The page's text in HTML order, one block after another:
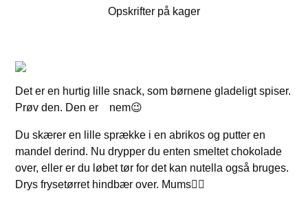
Opskrifter på kager
Det er en hurtig lille snack, som børnene gladeligt spiser.
Prøv den. Den er nem😉
Du skærer en lille sprække i en abrikos og putter en
mandel derind. Nu drypper du enten smeltet chokolade
over, eller er du løbet tør for det kan nutella også bruges.
Drys frysetørret hindbær over. Mums👌🏻